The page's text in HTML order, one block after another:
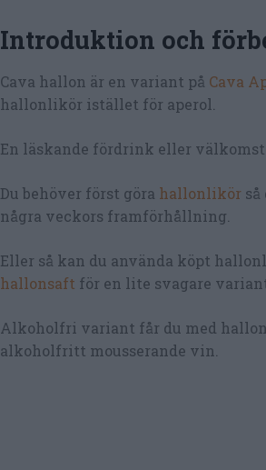
Introduktion och
Cava hallon är en variant på Cava
hallonlikör istället för aperol.
En läskande fördrink eller
Du behöver först göra hallonlikör så
några veckors framförhållning.
Eller så kan du använda köpt
hallonsaft för en lite svagare
Alkoholfri variant får du med
alkoholfritt mousserande vin.